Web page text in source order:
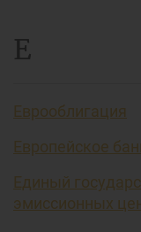
Е
Еврооблигация
Европейское
Единый
эмиссионных